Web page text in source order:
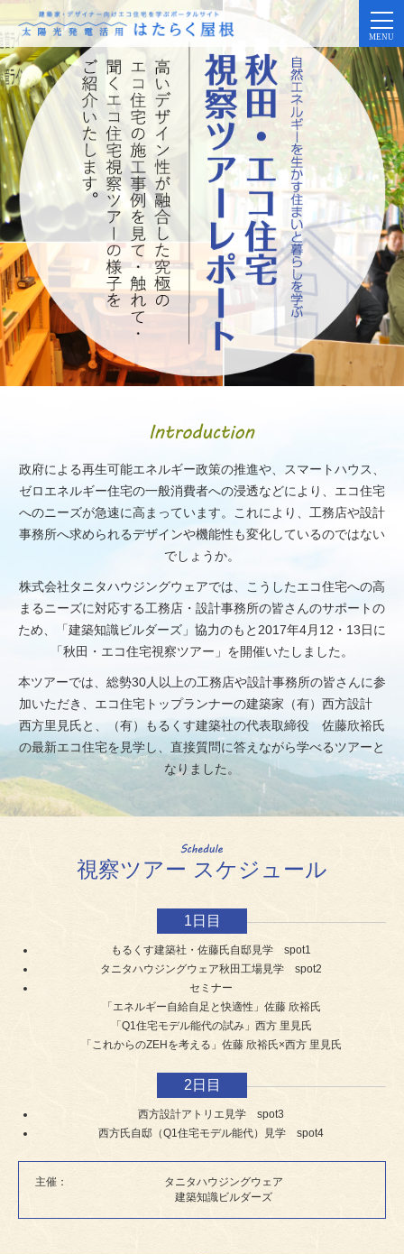
政府による再生可能エネルギー政策の推進や、スマートハウス、
ゼロエネルギー住宅の一般消費者への浸透などにより、エコ住宅
へのニーズが急速に高まっています。これにより、工務店や設計
事務所へ求められるデザインや機能性も変化しているのではない
でしょうか。
株式会社タニタハウジングウェアでは、こうしたエコ住宅への高
まるニーズに対応する工務店・設計事務所の皆さんのサポートの
ため、「建築知識ビルダーズ」協力のもと2017年4月12・13日に
「秋田・エコ住宅視察ツアー」を開催いたしました。
本ツアーでは、総勢30人以上の工務店や設計事務所の皆さんに参
加いただき、エコ住宅トップランナーの建築家（有）西方設計
西方里見氏と、（有）もるくす建築社の代表取締役 佐藤欣裕氏
の最新エコ住宅を見学し、直接質問に答えながら学べるツアーと
なりました。
視察ツアー スケジュール
1日目
もるくす建築社・佐藤氏自邸見学 spot1
タニタハウジングウェア秋田工場見学 spot2
セミナー
「エネルギー自給自足と快適性」佐藤 欣裕氏
「Q1住宅モデル能代の試み」西方 里見氏
「これからのZEHを考える」佐藤 欣裕氏×西方 里見氏
2日目
西方設計アトリエ見学 spot3
西方氏自邸（Q1住宅モデル能代）見学 spot4
主催：
タニタハウジングウェア
建築知識ビルダーズ